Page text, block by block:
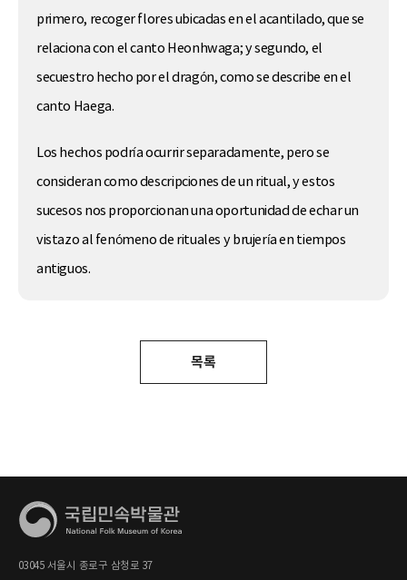
primero, recoger flores ubicadas en el acantilado, que se
relaciona con el canto Heonhwaga; y segundo, el
secuestro hecho por el dragón, como se describe en el
canto Haega.
Los hechos podría ocurrir separadamente, pero se
consideran como descripciones de un ritual, y estos
sucesos nos proporcionan una oportunidad de echar un
vistazo al fenómeno de rituales y brujería en tiempos
antiguos.
목록
03045 서울시 종로구 삼청로 37